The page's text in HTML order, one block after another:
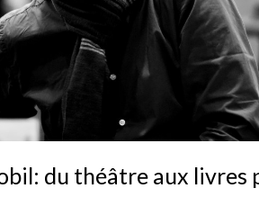
du théâtre aux livres